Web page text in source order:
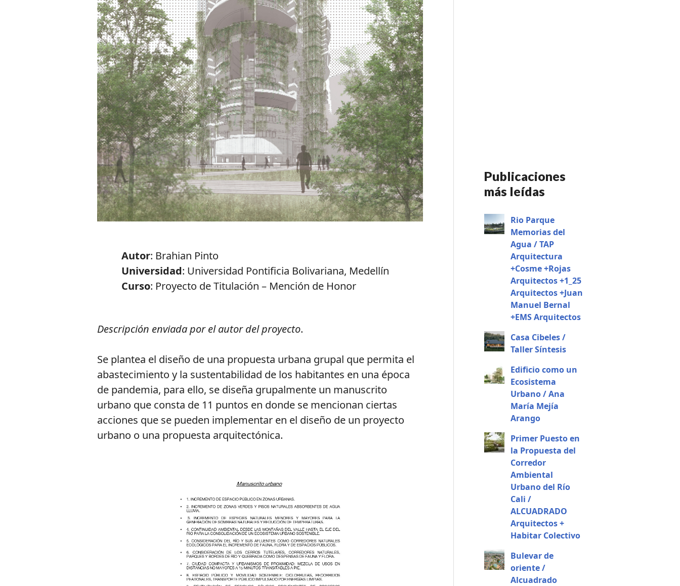
Autor: Brahian Pinto
Universidad: Universidad Pontificia Bolivariana, Medellín
Curso: Proyecto de Titulación – Mención de Honor
Descripción enviada por el autor del proyecto.
Se plantea el diseño de una propuesta urbana grupal que permita el
abastecimiento y la sustentabilidad de los habitantes en una época
de pandemia, para ello, se diseña grupalmente un manuscrito
urbano que consta de 11 puntos en donde se mencionan ciertas
acciones que se pueden implementar en el diseño de un proyecto
urbano o una propuesta arquitectónica.
Publicaciones
más leídas
Rio Parque
Memorias del
Agua / TAP
Arquitectura
+Cosme +Rojas
Arquitectos +1_25
Arquitectos +Juan
Manuel Bernal
+EMS Arquitectos
Casa Cibeles /
Taller Síntesis
Edificio como un
Ecosistema
Urbano / Ana
María Mejía
Arango
Primer Puesto en
la Propuesta del
Corredor
Ambiental
Urbano del Río
Cali /
ALCUADRADO
Arquitectos +
Habitar Colectivo
Bulevar de
oriente /
Alcuadrado